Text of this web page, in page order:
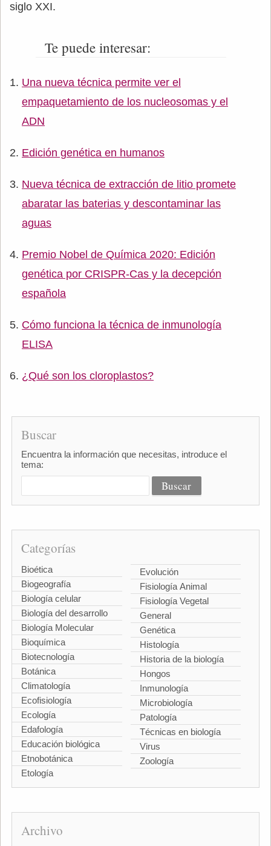
siglo XXI.
Te puede interesar:
Una nueva técnica permite ver el
empaquetamiento de los nucleosomas y el
ADN
Edición genética en humanos
Nueva técnica de extracción de litio promete
abaratar las baterias y descontaminar las
aguas
Premio Nobel de Química 2020: Edición
genética por CRISPR-Cas y la decepción
española
Cómo funciona la técnica de inmunología
ELISA
¿Qué son los cloroplastos?
Buscar
Encuentra la información que necesitas, introduce el
tema:
Categorías
Bioética
Biogeografía
Biología celular
Biología del desarrollo
Biología Molecular
Bioquímica
Biotecnología
Botánica
Climatología
Ecofisiología
Ecología
Edafología
Educación biológica
Etnobotánica
Etología
Evolución
Fisiología Animal
Fisiología Vegetal
General
Genética
Histología
Historia de la biología
Hongos
Inmunología
Microbiología
Patología
Técnicas en biología
Virus
Zoología
Archivo